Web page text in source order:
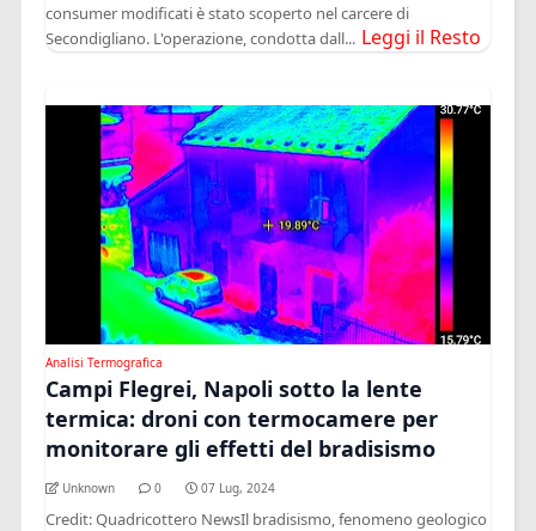
consumer modificati è stato scoperto nel carcere di
Secondigliano. L'operazione, condotta dall... Leggi il Resto
Analisi Termografica
Campi Flegrei, Napoli sotto la lente
termica: droni con termocamere per
monitorare gli effetti del bradisismo
Unknown 0 07 Lug, 2024
Credit: Quadricottero NewsIl bradisismo, fenomeno geologico